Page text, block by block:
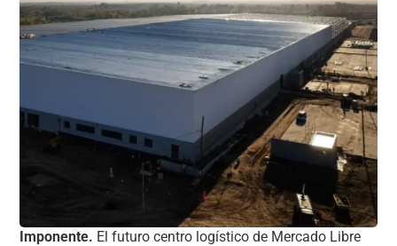
Imponente. El futuro centro logístico de Mercado Libre